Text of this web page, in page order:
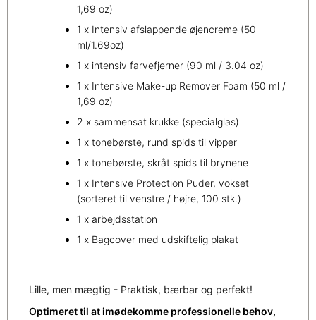
1,69 oz)
1 x Intensiv afslappende øjencreme (50
ml/1.69oz)
1 x intensiv farvefjerner (90 ml / 3.04 oz)
1 x Intensive Make-up Remover Foam (50 ml /
1,69 oz)
2 x sammensat krukke (specialglas)
1 x tonebørste, rund spids til vipper
1 x tonebørste, skråt spids til brynene
1 x Intensive Protection Puder, vokset
(sorteret til venstre / højre, 100 stk.)
1 x arbejdsstation
1 x Bagcover med udskiftelig plakat
Lille, men mægtig - Praktisk, bærbar og perfekt!
Optimeret til at imødekomme professionelle behov,